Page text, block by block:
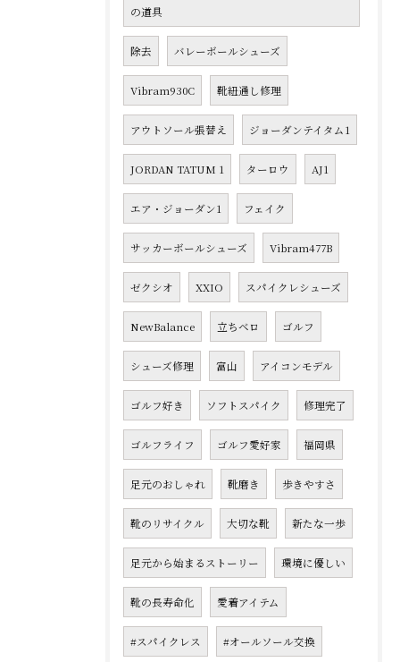
の道具
除去 バレーボールシューズ
Vibram930C 靴紐通し修理
アウトソール張替え ジョーダンテイタム1
JORDAN TATUM 1 ターロウ AJ1
エア・ジョーダン1 フェイク
サッカーボールシューズ Vibram477B
ゼクシオ XXIO スパイクレシューズ
NewBalance 立ちベロ ゴルフ
シューズ修理 富山 アイコンモデル
ゴルフ好き ソフトスパイク 修理完了
ゴルフライフ ゴルフ愛好家 福岡県
足元のおしゃれ 靴磨き 歩きやすさ
靴のリサイクル 大切な靴 新たな一歩
足元から始まるストーリー 環境に優しい
靴の長寿命化 愛着アイテム
#スパイクレス #オールソール交換